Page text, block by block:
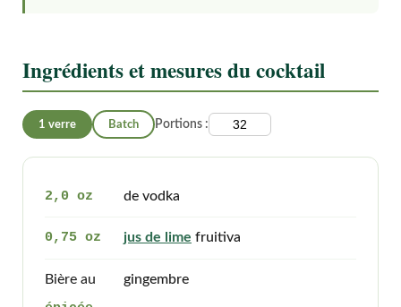
Ingrédients et mesures du cocktail
1 verre Batch Portions :
2,0 oz de vodka
0,75 oz jus de lime fruitiva
Bière au
gingembre